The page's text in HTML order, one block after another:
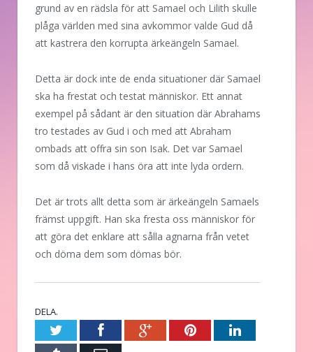
grund av en rädsla för att Samael och Lilith skulle
plåga världen med sina avkommor valde Gud då
att kastrera den korrupta ärkeängeln Samael.
Detta är dock inte de enda situationer där Samael
ska ha frestat och testat människor. Ett annat
exempel på sådant är den situation där Abrahams
tro testades av Gud i och med att Abraham
ombads att offra sin son Isak. Det var Samael
som då viskade i hans öra att inte lyda ordern.
Det är trots allt detta som är ärkeängeln Samaels
främst uppgift. Han ska fresta oss människor för
att göra det enklare att sålla agnarna från vetet
och döma dem som dömas bör.
DELA.
TwitterFacebookGoogle+PinterestLinkedIn